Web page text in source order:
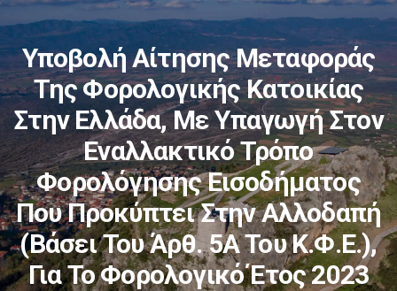
Υποβολή Αίτησης Μεταφοράς
Της Φορολογικής Κατοικίας
Στην Ελλάδα, Με Υπαγωγή Στον
Εναλλακτικό Τρόπο
Φορολόγησης Εισοδήματος
Που Προκύπτει Στην Αλλοδαπή
(βάσει Του Άρθ. 5Α Του Κ.Φ.Ε.),
Για Το Φορολογικό Έτος 2023